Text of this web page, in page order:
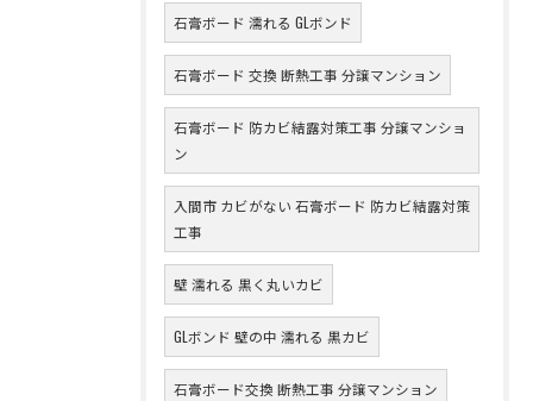
石膏ボード 濡れる GLボンド
石膏ボード 交換 断熱工事 分譲マンション
石膏ボード 防カビ結露対策工事 分譲マンショ
ン
入間市 カビがない 石膏ボード 防カビ結露対策
工事
壁 濡れる 黒く丸いカビ
GLボンド 壁の中 濡れる 黒カビ
石膏ボード交換 断熱工事 分譲マンション